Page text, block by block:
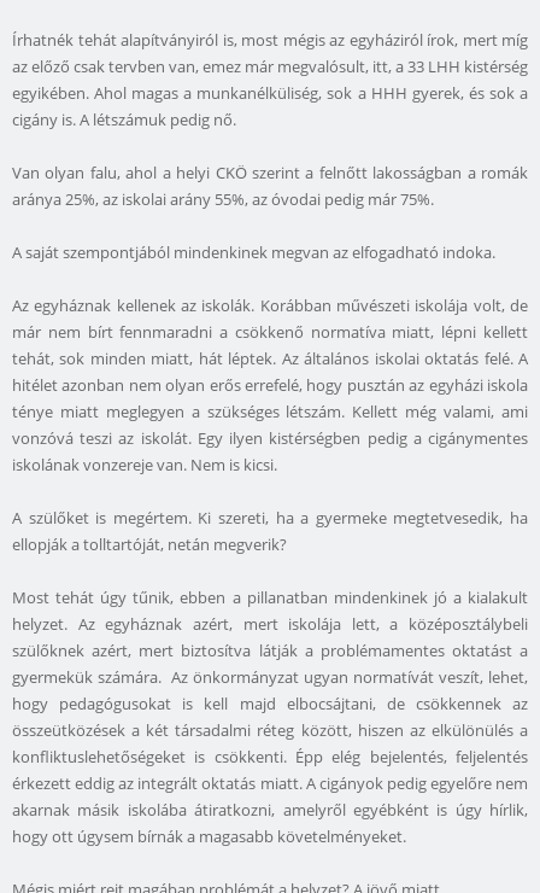
Írhatnék tehát alapítványiról is, most mégis az egyháziról írok, mert míg
az előző csak tervben van, emez már megvalósult, itt, a 33 LHH kistérség
egyikében. Ahol magas a munkanélküliség, sok a HHH gyerek, és sok a
cigány is. A létszámuk pedig nő.
Van olyan falu, ahol a helyi CKÖ szerint a felnőtt lakosságban a romák
aránya 25%, az iskolai arány 55%, az óvodai pedig már 75%.
A saját szempontjából mindenkinek megvan az elfogadható indoka.
Az egyháznak kellenek az iskolák. Korábban művészeti iskolája volt, de
már nem bírt fennmaradni a csökkenő normatíva miatt, lépni kellett
tehát, sok minden miatt, hát léptek. Az általános iskolai oktatás felé. A
hitélet azonban nem olyan erős errefelé, hogy pusztán az egyházi iskola
ténye miatt meglegyen a szükséges létszám. Kellett még valami, ami
vonzóvá teszi az iskolát. Egy ilyen kistérségben pedig a cigánymentes
iskolának vonzereje van. Nem is kicsi.
A szülőket is megértem. Ki szereti, ha a gyermeke megtetvesedik, ha
ellopják a tolltartóját, netán megverik?
Most tehát úgy tűnik, ebben a pillanatban mindenkinek jó a kialakult
helyzet. Az egyháznak azért, mert iskolája lett, a középosztálybeli
szülőknek azért, mert biztosítva látják a problémamentes oktatást a
gyermekük számára. Az önkormányzat ugyan normatívát veszít, lehet,
hogy pedagógusokat is kell majd elbocsájtani, de csökkennek az
összeütközések a két társadalmi réteg között, hiszen az elkülönülés a
konfliktuslehetőségeket is csökkenti. Épp elég bejelentés, feljelentés
érkezett eddig az integrált oktatás miatt. A cigányok pedig egyelőre nem
akarnak másik iskolába átiratkozni, amelyről egyébként is úgy hírlik,
hogy ott úgysem bírnák a magasabb követelményeket.